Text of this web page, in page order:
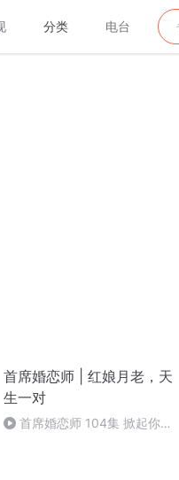
分类 电台
首席婚恋师 | 红娘月老，天
生一对
首席婚恋师 104集 掀起你的